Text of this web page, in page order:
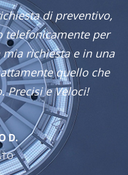
di preventivo,
telefonicamente per
richiesta e in una
quello che
Precisi e Veloci!
D.